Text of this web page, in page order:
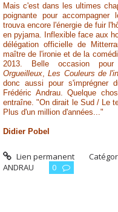
Mais c'est dans les ultimes
poignante pour accompagner
trouva encore l'énergie de fuir
en pyjama. Inflexible face aux
délégation officielle de
maître de l'ironie et de la
2013.
Belle occasion
Orgueilleux ,Les Couleurs de
donc aussi pour s'imprégner
Frédéric Andrau. Quelque
entraîne."On dirait le Sud / Le
Plus d'un million d'années..."
Didier Pobel
Lien permanent
ANDRAU
0